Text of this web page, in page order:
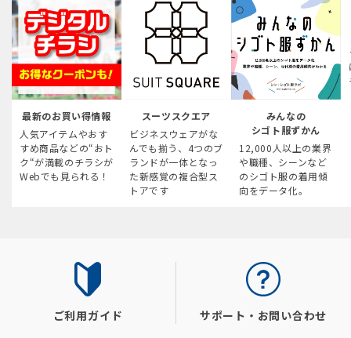
最新のお買い得情報
人気アイテムやおす
すめ商品などの“おト
ク“が満載のチラシが
Webでも見られる！
スーツスクエア
ビジネスウェアがな
んでも揃う、4つのブ
ランドが一体となっ
た新感覚の複合型ス
トアです
みんなの
シゴト服ずかん
12,000人以上の業界
や職種、シーンなど
のシゴト服の着用傾
向をデータ化。
ご利用ガイド サポート・お問い合わせ